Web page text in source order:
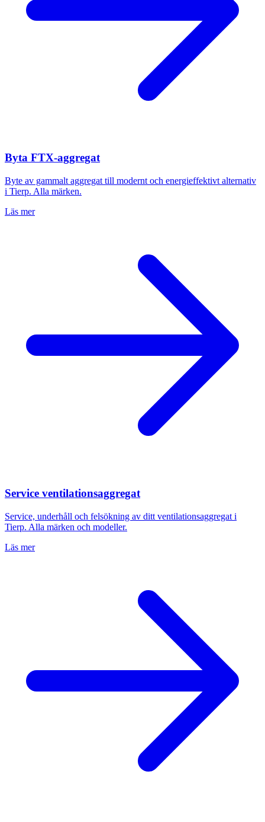
Byta FTX-aggregat
Byte av gammalt aggregat till modernt och energieffektivt alternativ
i Tierp. Alla märken.
Läs mer
Service ventilationsaggregat
Service, underhåll och felsökning av ditt ventilationsaggregat i
Tierp. Alla märken och modeller.
Läs mer